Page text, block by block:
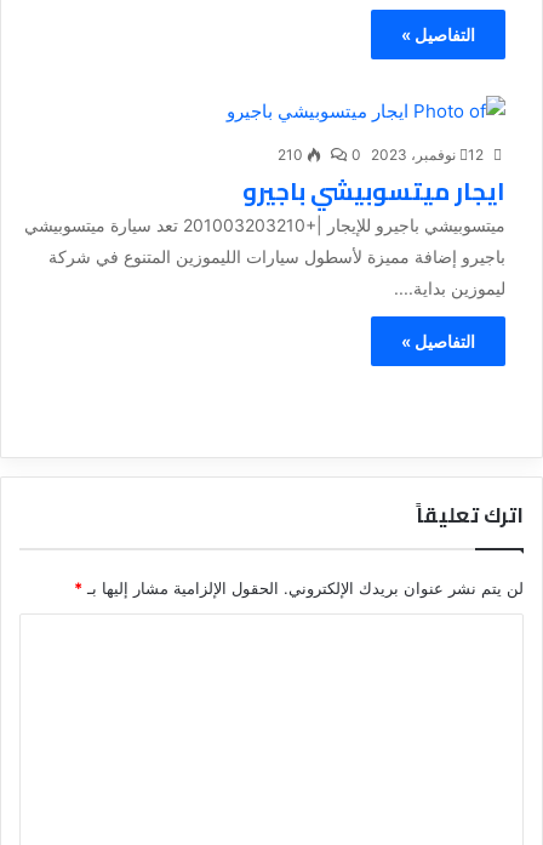
التفاصيل »
12 نوفمبر، 2023 0
210
ايجار ميتسوبيشي باجيرو
ميتسوبيشي باجيرو للإيجار |+201003203210 تعد سيارة ميتسوبيشي
باجيرو إضافة مميزة لأسطول سيارات الليموزين المتنوع في شركة
ليموزين بداية....
التفاصيل »
اترك تعليقاً
لن يتم نشر عنوان بريدك الإلكتروني. الحقول الإلزامية مشار إليها بـ*